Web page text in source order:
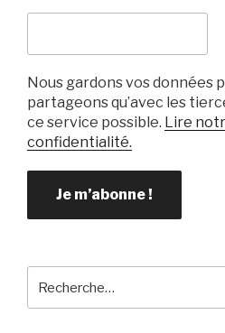
Nous gardons vos données
partageons qu’avec les
ce service possible. Lire
confidentialité.
pour